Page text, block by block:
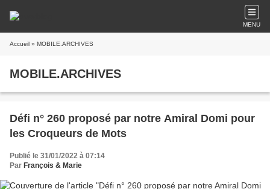
MENU
Accueil » MOBILE.ARCHIVES
MOBILE.ARCHIVES
Défi n° 260 proposé par notre Amiral Domi pour
les Croqueurs de Mots
Publié le 31/01/2022 à 07:14
Par François & Marie